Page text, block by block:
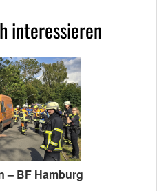
interessieren
– BF Hamburg